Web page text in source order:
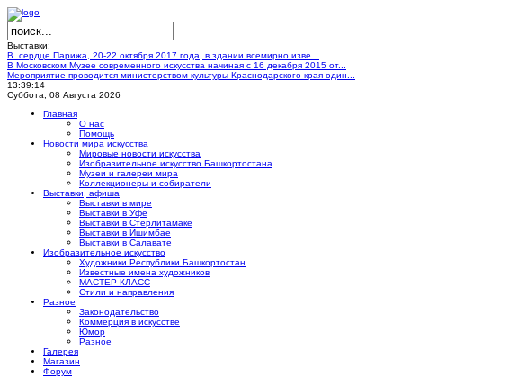
Выставки:
В сердце Парижа, 20-22 октября 2017 года, в здании всемирно изве...
В Московском Музее современного искусства начиная с 16 декабря 2015 от...
Мероприятие проводится министерством культуры Краснодарского края один...
13:39:15
Суббота, 08 Августа 2026
Главная
О нас
Помощь
Новости мира искусства
Мировые новости искусства
Изобразительное искусство Башкортостана
Музеи и галереи мира
Коллекционеры и собиратели
Выставки, афиша
Выставки в мире
Выставки в Уфе
Выставки в Стерлитамаке
Выставки в Ишимбае
Выставки в Салавате
Изобразительное искусство
Художники Республики Башкортостан
Известные имена художников
МАСТЕР-КЛАСС
Стили и направления
Разное
Законодательство
Коммерция в искусстве
Юмор
Разное
Галерея
Магазин
Форум